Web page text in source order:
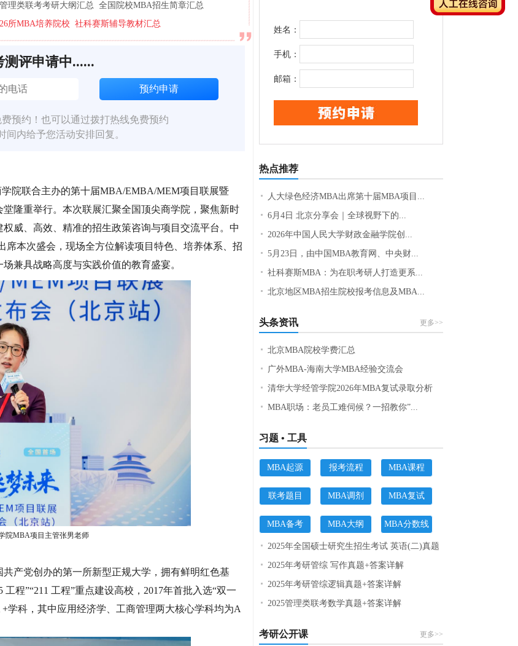
理类联考考研大纲汇总
全国院校MBA招生简章汇总
所MBA培养院校 社科赛斯辅导教材汇总
测评申请中......
预约！也可以通过拨打热线免费预约
内给予您活动安排回复。
院联合主办的第十届MBA/EMBA/MEM项目联展暨
隆重举行。本次联展汇聚全国顶尖商学院，聚焦新时
威、高效、精准的招生政策咨询与项目交流平台。中
本次盛会，现场全方位解读项目特色、培养体系、招
兼具战略高度与实践价值的教育盛宴。
院MBA项目主管张男老师
产党创办的第一所新型正规大学，拥有鲜明红色基
程”“211 工程”重点建设高校，2017年首批入选“双一
学科，其中应用经济学、工商管理两大核心学科均为A
姓名：
手机：
邮箱：
热点推荐
人大绿色经济MBA出席第十届MBA项目...
6月4日 北京分享会｜全球视野下的...
2026年中国人民大学财政金融学院创...
5月23日，由中国MBA教育网、中央财...
社科赛斯MBA：为在职考研人打造更系...
北京地区MBA招生院校报考信息及MBA...
头条资讯 更多>>
北京MBA院校学费汇总
广外MBA-海南大学MBA经验交流会
清华大学经管学院2026年MBA复试录取分析
MBA职场：老员工难伺候？一招教你”...
习题 • 工具
MBA起源 报考流程 MBA课程
联考题目 MBA调剂 MBA复试
MBA备考 MBA大纲 MBA分数线
2025年全国硕士研究生招生考试 英语(二)真题
2025年考研管综 写作真题+答案详解
2025年考研管综逻辑真题+答案详解
2025管理类联考数学真题+答案详解
考研公开课 更多>>